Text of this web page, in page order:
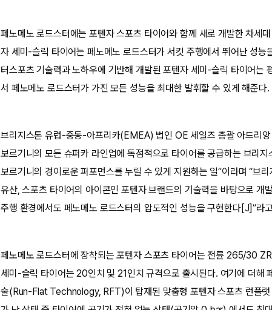
페노메노 로드스터에는 포텐자 스포츠 타이어와 함께 새로 개발한 차세
자 세미-슬릭 타이어는 페노메노 로드스터가 서킷 주행에서 뛰어난 성
터스포츠 기술력과 노하우에 기반해 개발된 포텐자 세미-슬릭 타이어는
서 페노메노 로드스터가 가진 모든 성능을 최대한 발휘할 수 있게 해준다.
브리지스톤 유럽-중동-아프리카(EMEA) 법인 OE 세일즈 총괄 아드리
보르기니의 모든 슈퍼카 라인업에 독점적으로 타이어를 공급하는 브리
보르기니의 경이로운 퍼포먼스를 누릴 수 있게 지원하는 일”이라며 “브
유산, 스포츠 타이어의 아이콘인 포텐자 브랜드의 기술력을 바탕으로 개
주행 환경에서도 페노메노 로드스터의 압도적인 성능을 구현한다[J]”라
페노메노 로드스터에 장착되는 포텐자 스포츠 타이어는 전륜 265/30
세미-슬릭 타이어는 20인치 및 21인치 규격으로 출시된다. 여기에 더해
술(Run-Flat Technology, RFT)이 탑재된 맞춤형 포텐자 스포츠 런플랫